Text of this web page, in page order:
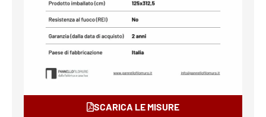
SCARICA LE MISURE